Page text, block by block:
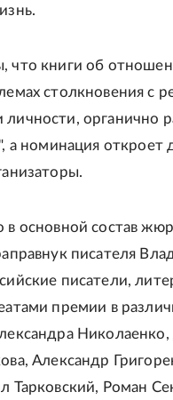
книги об
столкновения с
органично
а номинация откроет
в основной состав
писателя
писатели,
премии в
Александр
Тарковский, Роман